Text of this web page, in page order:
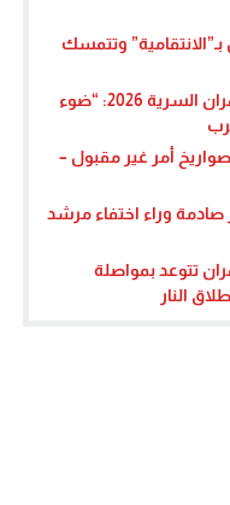
وتتمسك
كواليس مفاوضات واشنطن وطهران السرية 2026: “ضوء
أمر غير مقبول –
وراء اختفاء مرشد
تتوعد بمواصلة
النار